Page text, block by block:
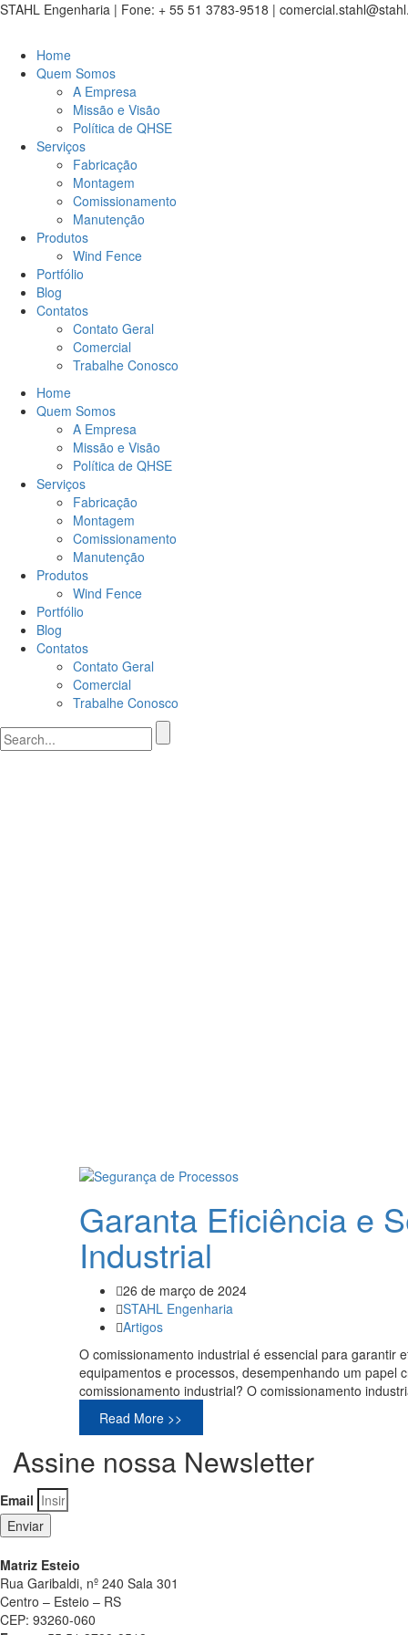
STAHL Engenharia | Fone: + 55 51 3783-9518 |
Home
Quem Somos
A Empresa
Missão e Visão
Política de QHSE
Serviços
Fabricação
Montagem
Comissionamento
Manutenção
Produtos
Wind Fence
Portfólio
Blog
Contatos
Contato Geral
Comercial
Trabalhe Conosco
Home
Quem Somos
A Empresa
Missão e Visão
Política de QHSE
Serviços
Fabricação
Montagem
Comissionamento
Manutenção
Produtos
Wind Fence
Portfólio
Blog
Contatos
Contato Geral
Comercial
Trabalhe Conosco
Search
for:
Garanta Eficiência e
Industrial
26 de março de 2024
STAHL Engenharia
Artigos
O comissionamento industrial é essencial para garantir
equipamentos e processos, desempenhando um papel
comissionamento industrial? O comissionamento
Read More >>
Assine nossa Newsletter
Email
Enviar
Matriz Esteio
Rua Garibaldi, nº 240 Sala 301
Centro – Esteio – RS
CEP: 93260-060